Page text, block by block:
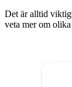
Det är alltid
veta mer om